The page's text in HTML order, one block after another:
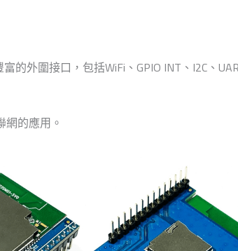
外圍接口，包括WiFi、GPIO INT、I2C、
的應用。